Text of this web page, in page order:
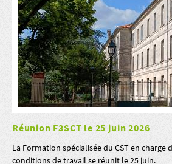
Réunion F3SCT le 25 juin 2026
La Formation spécialisée du CST en charge
conditions de travail se réunit le 25 juin.